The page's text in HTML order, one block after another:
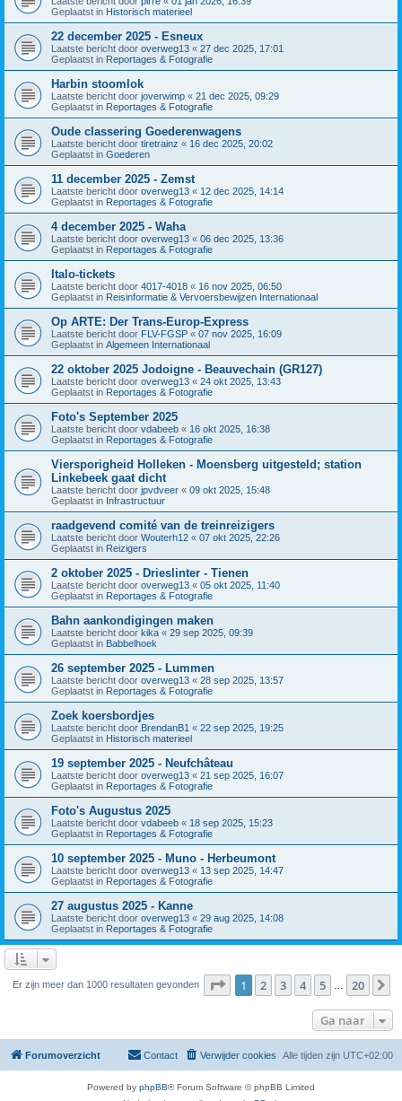
Geplaatst in Historisch materieel
22 december 2025 - Esneux
Laatste bericht door overweg13 « 27 dec 2025, 17:01
Geplaatst in Reportages & Fotografie
Harbin stoomlok
Laatste bericht door joverwimp « 21 dec 2025, 09:29
Geplaatst in Reportages & Fotografie
Oude classering Goederenwagens
Laatste bericht door tiretrainz « 16 dec 2025, 20:02
Geplaatst in Goederen
11 december 2025 - Zemst
Laatste bericht door overweg13 « 12 dec 2025, 14:14
Geplaatst in Reportages & Fotografie
4 december 2025 - Waha
Laatste bericht door overweg13 « 06 dec 2025, 13:36
Geplaatst in Reportages & Fotografie
Italo-tickets
Laatste bericht door 4017-4018 « 16 nov 2025, 06:50
Geplaatst in Reisinformatie & Vervoersbewijzen Internationaal
Op ARTE: Der Trans-Europ-Express
Laatste bericht door FLV-FGSP « 07 nov 2025, 16:09
Geplaatst in Algemeen Internationaal
22 oktober 2025 Jodoigne - Beauvechain (GR127)
Laatste bericht door overweg13 « 24 okt 2025, 13:43
Geplaatst in Reportages & Fotografie
Foto's September 2025
Laatste bericht door vdabeeb « 16 okt 2025, 16:38
Geplaatst in Reportages & Fotografie
Viersporigheid Holleken - Moensberg uitgesteld; station
Linkebeek gaat dicht
Laatste bericht door jpvdveer « 09 okt 2025, 15:48
Geplaatst in Infrastructuur
raadgevend comité van de treinreizigers
Laatste bericht door Wouterh12 « 07 okt 2025, 22:26
Geplaatst in Reizigers
2 oktober 2025 - Drieslinter - Tienen
Laatste bericht door overweg13 « 05 okt 2025, 11:40
Geplaatst in Reportages & Fotografie
Bahn aankondigingen maken
Laatste bericht door kika « 29 sep 2025, 09:39
Geplaatst in Babbelhoek
26 september 2025 - Lummen
Laatste bericht door overweg13 « 28 sep 2025, 13:57
Geplaatst in Reportages & Fotografie
Zoek koersbordjes
Laatste bericht door BrendanB1 « 22 sep 2025, 19:25
Geplaatst in Historisch materieel
19 september 2025 - Neufchâteau
Laatste bericht door overweg13 « 21 sep 2025, 16:07
Geplaatst in Reportages & Fotografie
Foto's Augustus 2025
Laatste bericht door vdabeeb « 18 sep 2025, 15:23
Geplaatst in Reportages & Fotografie
10 september 2025 - Muno - Herbeumont
Laatste bericht door overweg13 « 13 sep 2025, 14:47
Geplaatst in Reportages & Fotografie
27 augustus 2025 - Kanne
Laatste bericht door overweg13 « 29 aug 2025, 14:08
Geplaatst in Reportages & Fotografie
Er zijn meer dan 1000 resultaten gevonden Pagina van 20
1 2 3 4 5 20
Ga naar
Forumoverzicht Alle tijden zijn UTC+02:00
Verwijder cookies
Contact
Powered by phpBB® Forum Software © phpBB Limited